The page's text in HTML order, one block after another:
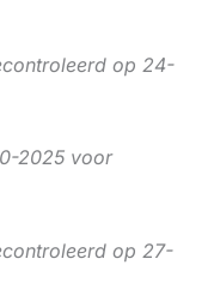
op 24-
2025 voor
op 27-